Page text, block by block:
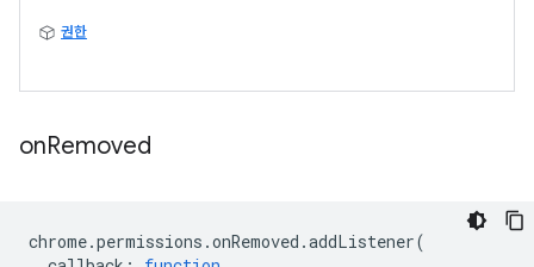
권한
onRemoved
chrome.permissions .onRemoved .addListener(